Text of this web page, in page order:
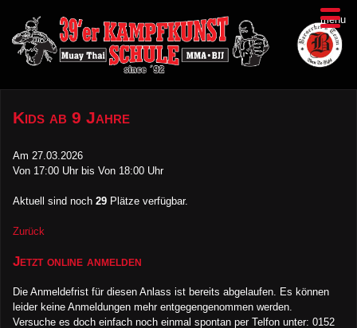
menu
Kids ab 9 Jahre
Am 27.03.2026
Von 17:00 Uhr bis Von 18:00 Uhr
Aktuell sind noch 29 Plätze verfügbar.
Zurück
Jetzt online anmelden
Die Anmeldefrist für diesen Anlass ist bereits abgelaufen. Es können
leider keine Anmeldungen mehr entgegengenommen werden.
Versuche es doch einfach noch einmal spontan per Telfon unter: 0152